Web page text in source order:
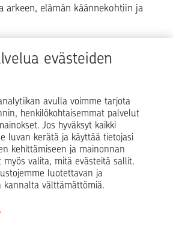
evästeiden
avulla voimme tarjota
henkilökohtaisemmat palvelut
Jos hyväksyt kaikki
luvan kerätä ja käyttää tietojasi
kehittämiseen ja mainonnan
myös valita, mitä evästeitä sallit.
luotettavan ja
välttämättömiä.
arkeen, elämän käännekohtiin ja
Elämä
Yrityselämä
Pohjola Vahinkoapu
Instagram